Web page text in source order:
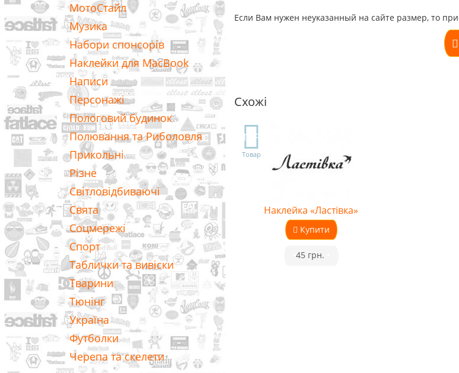
МотоСтайл
Музика
Набори спонсорів
Наклейки для MacBook
Написи
Персонажі
Пологовий будинок
Полювання та Риболовля
Прикольні
Різне
Світловідбиваючі
Свята
Соцмережі
Спорт
Таблички та вивіски
Тварини
Тюнінг
Україна
Футболки
Черепа та скелети
Если Вам нужен неуказанный на сайте размер, то
Схожі
TOP
Товар
Наклейка «Ластівка»
Купити
45 грн.